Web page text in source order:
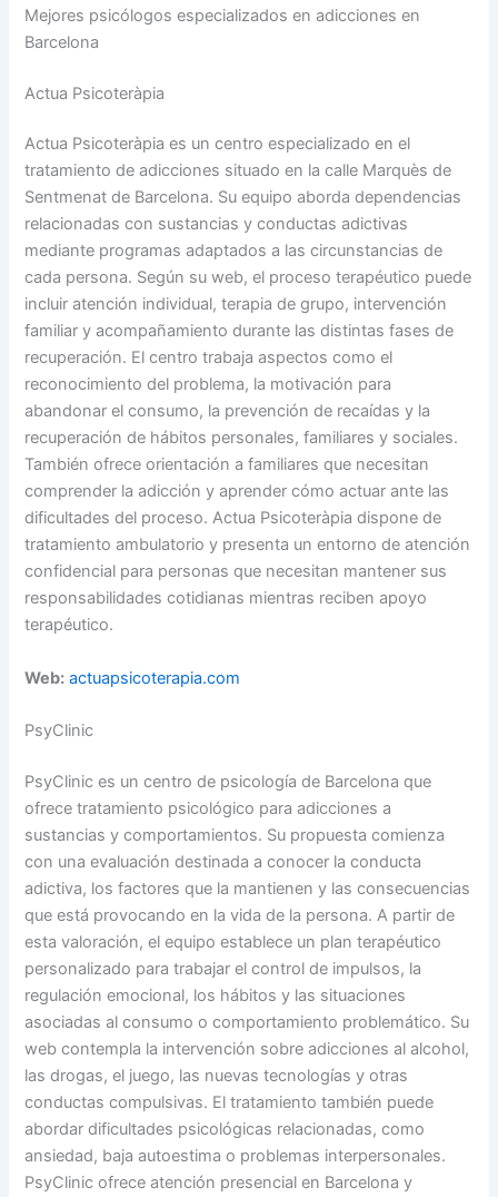
Mejores psicólogos especializados en adicciones en
Barcelona
Actua Psicoteràpia
Actua Psicoteràpia es un centro especializado en el
tratamiento de adicciones situado en la calle Marquès de
Sentmenat de Barcelona. Su equipo aborda dependencias
relacionadas con sustancias y conductas adictivas
mediante programas adaptados a las circunstancias de
cada persona. Según su web, el proceso terapéutico puede
incluir atención individual, terapia de grupo, intervención
familiar y acompañamiento durante las distintas fases de
recuperación. El centro trabaja aspectos como el
reconocimiento del problema, la motivación para
abandonar el consumo, la prevención de recaídas y la
recuperación de hábitos personales, familiares y sociales.
También ofrece orientación a familiares que necesitan
comprender la adicción y aprender cómo actuar ante las
dificultades del proceso. Actua Psicoteràpia dispone de
tratamiento ambulatorio y presenta un entorno de atención
confidencial para personas que necesitan mantener sus
responsabilidades cotidianas mientras reciben apoyo
terapéutico.
Web: actuapsicoterapia.com
PsyClinic
PsyClinic es un centro de psicología de Barcelona que
ofrece tratamiento psicológico para adicciones a
sustancias y comportamientos. Su propuesta comienza
con una evaluación destinada a conocer la conducta
adictiva, los factores que la mantienen y las consecuencias
que está provocando en la vida de la persona. A partir de
esta valoración, el equipo establece un plan terapéutico
personalizado para trabajar el control de impulsos, la
regulación emocional, los hábitos y las situaciones
asociadas al consumo o comportamiento problemático. Su
web contempla la intervención sobre adicciones al alcohol,
las drogas, el juego, las nuevas tecnologías y otras
conductas compulsivas. El tratamiento también puede
abordar dificultades psicológicas relacionadas, como
ansiedad, baja autoestima o problemas interpersonales.
PsyClinic ofrece atención presencial en Barcelona y